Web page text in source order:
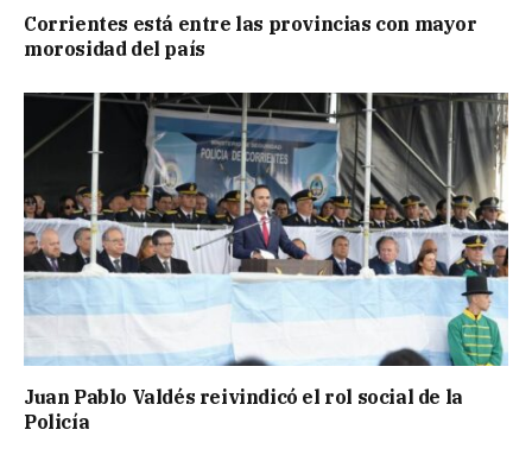
Corrientes está entre las provincias con mayor
morosidad del país
Juan Pablo Valdés reivindicó el rol social de la
Policía